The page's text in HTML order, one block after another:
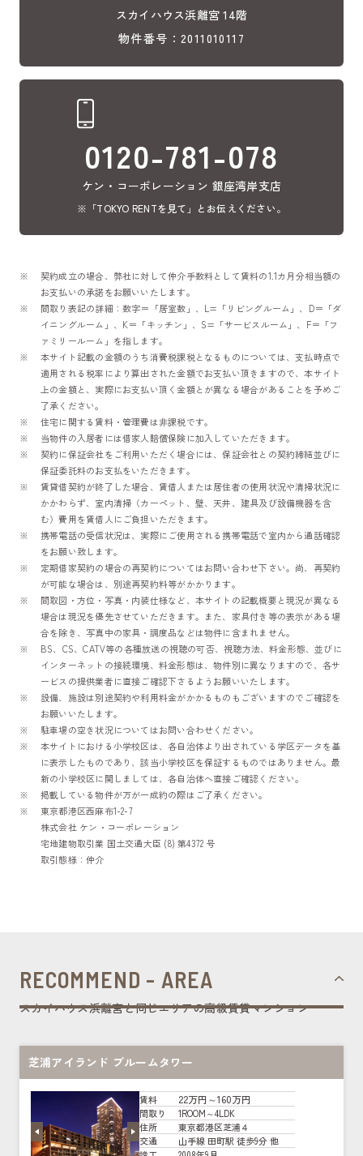
スカイハウス浜離宮 14階
物件番号：2011010117
0120-781-078
ケン・コーポレーション 銀座湾岸支店
※「TOKYO RENTを見て」とお伝えください。
契約成立の場合、弊社に対して仲介手数料として賃料の1.1カ月分相当額の
お支払いの承諾をお願いいたします。
間取り表記の詳細：数字＝「居室数」、L=「リビングルーム」、D＝「ダ
イニングルーム」、K＝「キッチン」、S=「サービスルーム」、F＝「フ
ァミリールーム」を指します。
本サイト記載の金額のうち消費税課税となるものについては、支払時点で
適用される税率により算出された金額でお支払い頂きますので、本サイト
上の金額と、実際にお支払い頂く金額とが異なる場合があることを予めご
了承ください。
住宅に関する賃料・管理費は非課税です。
当物件の入居者には借家人賠償保険に加入していただきます。
契約に保証会社をご利用いただく場合には、保証会社との契約締結並びに
保証委託料のお支払をいただきます。
賃貸借契約が終了した場合、賃借人または居住者の使用状況や清掃状況に
かかわらず、室内清掃（カーペット、壁、天井、建具及び設備機器を含
む）費用を賃借人にご負担いただきます。
携帯電話の受信状況は、実際にご使用される携帯電話で室内から通話確認
をお願い致します。
定期借家契約の場合の再契約についてはお問い合わせ下さい。尚、再契約
が可能な場合は、別途再契約料等がかかります。
間取図・方位・写真・内装仕様など、本サイトの記載概要と現況が異なる
場合は現況を優先させていただきます。また、家具付き等の表示がある場
合を除き、写真中の家具・調度品などは物件に含まれません。
BS、CS、CATV等の各種放送の視聴の可否、視聴方法、料金形態、並びに
インターネットの接続環境、料金形態は、物件別に異なりますので、各サ
ービスの提供業者に直接ご確認下さるようお願いいたします。
設備、施設は別途契約や利用料金がかかるものもございますのでご確認を
お願いいたします。
駐車場の空き状況についてはお問い合わせください。
本サイトにおける小学校区は、各自治体より出されている学区データを基
に表示したものであり、該当小学校区を保証するものではありません。最
新の小学校区に関しましては、各自治体へ直接ご確認ください。
掲載している物件が万が一成約の際はご了承ください。
東京都港区西麻布1-2-7
株式会社 ケン・コーポレーション
宅地建物取引業 国土交通大臣 (8) 第4372 号
取引態様：仲介
RECOMMEND - AREA
スカイハウス浜離宮と同じエリアの高級賃貸マンション
芝浦アイランド ブルームタワー
賃料 22万円～160万円
間取り
1ROOM～4LDK
住所
東京都港区芝浦４
交通
山手線 田町駅 徒歩9分 他